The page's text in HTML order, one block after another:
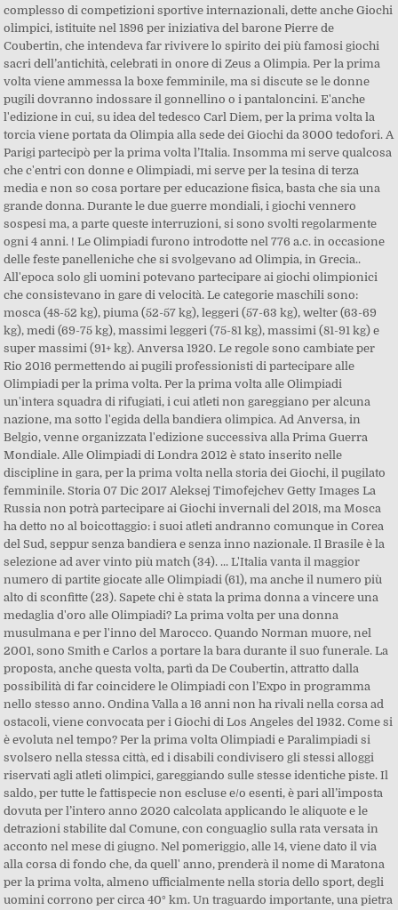
complesso di competizioni sportive internazionali, dette anche Giochi
olimpici, istituite nel 1896 per iniziativa del barone Pierre de
Coubertin, che intendeva far rivivere lo spirito dei più famosi giochi
sacri dell’antichità, celebrati in onore di Zeus a Olimpia. Per la prima
volta viene ammessa la boxe femminile, ma si discute se le donne
pugili dovranno indossare il gonnellino o i pantaloncini. E'anche
l'edizione in cui, su idea del tedesco Carl Diem, per la prima volta la
torcia viene portata da Olimpia alla sede dei Giochi da 3000 tedofori. A
Parigi partecipò per la prima volta l’Italia. Insomma mi serve qualcosa
che c'entri con donne e Olimpiadi, mi serve per la tesina di terza
media e non so cosa portare per educazione fisica, basta che sia una
grande donna. Durante le due guerre mondiali, i giochi vennero
sospesi ma, a parte queste interruzioni, si sono svolti regolarmente
ogni 4 anni. ! Le Olimpiadi furono introdotte nel 776 a.c. in occasione
delle feste panelleniche che si svolgevano ad Olimpia, in Grecia..
All'epoca solo gli uomini potevano partecipare ai giochi olimpionici
che consistevano in gare di velocità. Le categorie maschili sono:
mosca (48-52 kg), piuma (52-57 kg), leggeri (57-63 kg), welter (63-69
kg), medi (69-75 kg), massimi leggeri (75-81 kg), massimi (81-91 kg) e
super massimi (91+ kg). Anversa 1920. Le regole sono cambiate per
Rio 2016 permettendo ai pugili professionisti di partecipare alle
Olimpiadi per la prima volta. Per la prima volta alle Olimpiadi
un'intera squadra di rifugiati, i cui atleti non gareggiano per alcuna
nazione, ma sotto l'egida della bandiera olimpica. Ad Anversa, in
Belgio, venne organizzata l'edizione successiva alla Prima Guerra
Mondiale. Alle Olimpiadi di Londra 2012 è stato inserito nelle
discipline in gara, per la prima volta nella storia dei Giochi, il pugilato
femminile. Storia 07 Dic 2017 Aleksej Timofejchev Getty Images La
Russia non potrà partecipare ai Giochi invernali del 2018, ma Mosca
ha detto no al boicottaggio: i suoi atleti andranno comunque in Corea
del Sud, seppur senza bandiera e senza inno nazionale. Il Brasile è la
selezione ad aver vinto più match (34). ... L'Italia vanta il maggior
numero di partite giocate alle Olimpiadi (61), ma anche il numero più
alto di sconfitte (23). Sapete chi è stata la prima donna a vincere una
medaglia d'oro alle Olimpiadi? La prima volta per una donna
musulmana e per l'inno del Marocco. Quando Norman muore, nel
2001, sono Smith e Carlos a portare la bara durante il suo funerale. La
proposta, anche questa volta, partì da De Coubertin, attratto dalla
possibilità di far coincidere le Olimpiadi con l’Expo in programma
nello stesso anno. Ondina Valla a 16 anni non ha rivali nella corsa ad
ostacoli, viene convocata per i Giochi di Los Angeles del 1932. Come si
è evoluta nel tempo? Per la prima volta Olimpiadi e Paralimpiadi si
svolsero nella stessa città, ed i disabili condivisero gli stessi alloggi
riservati agli atleti olimpici, gareggiando sulle stesse identiche piste. Il
saldo, per tutte le fattispecie non escluse e/o esenti, è pari all’imposta
dovuta per l’intero anno 2020 calcolata applicando le aliquote e le
detrazioni stabilite dal Comune, con conguaglio sulla rata versata in
acconto nel mese di giugno. Nel pomeriggio, alle 14, viene dato il via
alla corsa di fondo che, da quell' anno, prenderà il nome di Maratona
per la prima volta, almeno ufficialmente nella storia dello sport, degli
uomini corrono per circa 40° km. Un traguardo importante, una pietra